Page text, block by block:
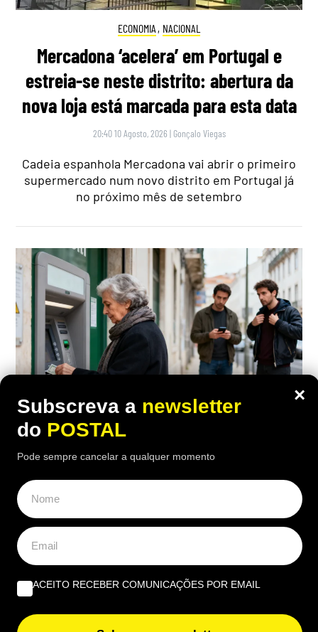
ECONOMIA , NACIONAL
Mercadona ‘acelera’ em Portugal e
estreia-se neste distrito: abertura da
nova loja está marcada para esta data
20:40 10 Agosto, 2026 | Gonçalo Viegas
Cadeia espanhola Mercadona vai abrir o primeiro
supermercado num novo distrito em Portugal já
no próximo mês de setembro
ECONOMIA,NACIONAL
Saiba como levantar dinheiro da conta
de outra pessoa de forma legal e sem
ter o cartão consigo
20:30 10 Agosto, 2026|João Luís
Há uma funcionalidade que permite levantar
transferência e sem ter o cartão bancário
×
Subscreva a newsletter
do POSTAL
Pode sempre cancelar a qualquer momento
ACEITO RECEBER COMUNICAÇÕES POR EMAIL